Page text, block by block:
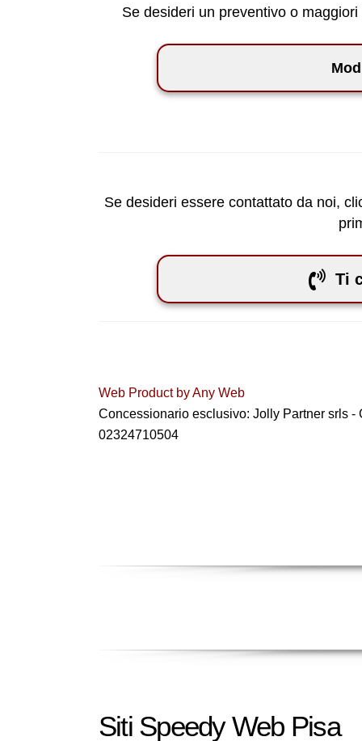
Se desideri un preventivo o
Se desideri essere contattato da noi,
Ti
Web Product byAny Web
Concessionario esclusivo: Jolly Partner srls -
02324710504
Siti Speedy Web Pisa